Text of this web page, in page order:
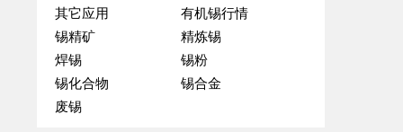
其它应用
有机锡行情
锡精矿
精炼锡
焊锡
锡粉
锡化合物
锡合金
废锡